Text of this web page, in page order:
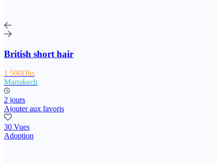
British short hair
1 500Dhs
Marrakech
2 jours
Ajouter aux favoris
30 Vues
Adoption